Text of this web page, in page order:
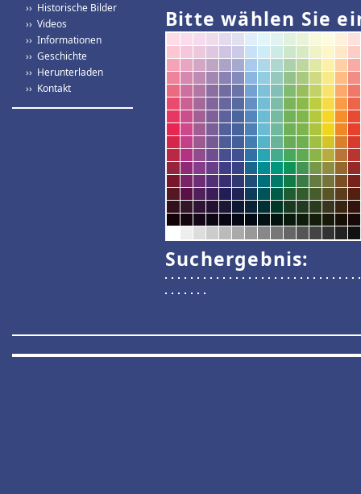
›› Historische Bilder
›› Videos
›› Informationen
›› Geschichte
›› Herunterladen
›› Kontakt
Bitte wählen Sie
Suchergebnis: